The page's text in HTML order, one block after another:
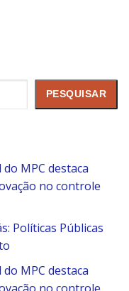
PESQUISAR
MPC destaca
no controle
Políticas Públicas
MPC destaca